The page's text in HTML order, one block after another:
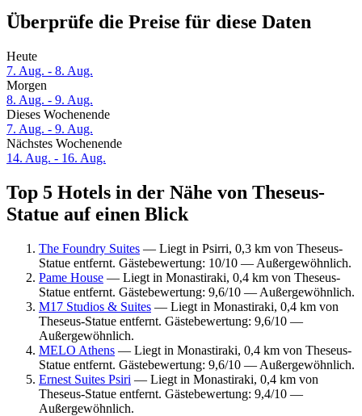
Überprüfe die Preise für diese Daten
Heute
7. Aug. - 8. Aug.
Morgen
8. Aug. - 9. Aug.
Dieses Wochenende
7. Aug. - 9. Aug.
Nächstes Wochenende
14. Aug. - 16. Aug.
Top 5 Hotels in der Nähe von Theseus-
Statue auf einen Blick
The Foundry Suites — Liegt in Psirri, 0,3 km von Theseus-
Statue entfernt. Gästebewertung: 10/10 — Außergewöhnlich.
Pame House — Liegt in Monastiraki, 0,4 km von Theseus-
Statue entfernt. Gästebewertung: 9,6/10 — Außergewöhnlich.
M17 Studios & Suites — Liegt in Monastiraki, 0,4 km von
Theseus-Statue entfernt. Gästebewertung: 9,6/10 —
Außergewöhnlich.
MELO Athens — Liegt in Monastiraki, 0,4 km von Theseus-
Statue entfernt. Gästebewertung: 9,6/10 — Außergewöhnlich.
Ernest Suites Psiri — Liegt in Monastiraki, 0,4 km von
Theseus-Statue entfernt. Gästebewertung: 9,4/10 —
Außergewöhnlich.